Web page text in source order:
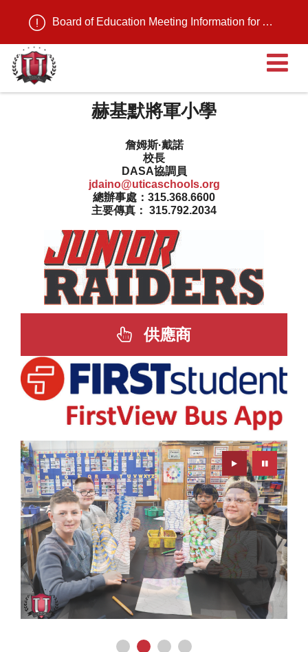
Board of Education Meeting Information for August 11, 2026
赫基默將軍小學
詹姆斯·戴諾
校長
DASA協調員
jdaino@uticaschools.org
總辦事處：315.368.6600
主要傳真： 315.792.2034
供應商
Play Pause